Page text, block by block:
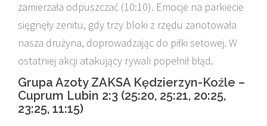
zamierzała odpuszczać (10:10). Emocje na parkiecie
sięgnęły zenitu, gdy trzy bloki z rzędu zanotowała
nasza drużyna, doprowadzając do piłki setowej. W
ostatniej akcji atakujący rywali popełnił błąd.
Grupa Azoty ZAKSA Kędzierzyn-Koźle –
Cuprum Lubin 2:3 (25:20, 25:21, 20:25,
23:25, 11:15)